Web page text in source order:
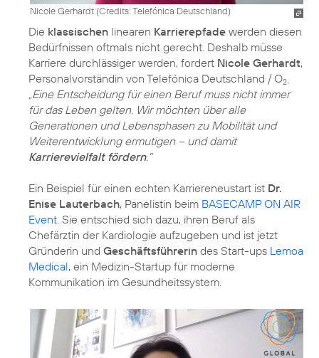
Nicole Gerhardt (Credits: Telefónica Deutschland)
Die klassischen linearen Karrierepfade werden diesen
Bedürfnissen oftmals nicht gerecht. Deshalb müsse
Karriere durchlässiger werden, fordert Nicole Gerhardt,
Personalvorständin von Telefónica Deutschland / O2.
„Eine Entscheidung für einen Beruf muss nicht immer
für das Leben gelten. Wir möchten über alle
Generationen und Lebensphasen zu Mobilität und
Weiterentwicklung ermutigen – und damit
Karrierevielfalt fördern."
Ein Beispiel für einen echten Karriereneustart ist Dr.
Enise Lauterbach, Panelistin beim BASECAMP ON AIR
Event. Sie entschied sich dazu, ihren Beruf als
Chefärztin der Kardiologie aufzugeben und ist jetzt
Gründerin und Geschäftsführerin des Start-ups Lemoa
Medical, ein Medizin-Startup für moderne
Kommunikation im Gesundheitssystem.